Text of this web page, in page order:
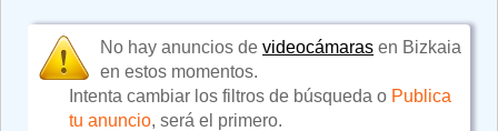
No hay anuncios devideocámaras en Bizkaia
en estos momentos.
Intenta cambiar los filtros de búsqueda o Publica
tu anuncio, será el primero.